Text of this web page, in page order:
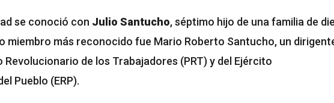
se conoció con Julio Santucho, séptimo hijo de una familia de
miembro más reconocido fue Mario Roberto Santucho, un
Revolucionario de los Trabajadores (PRT) y del Ejército
Pueblo (ERP).